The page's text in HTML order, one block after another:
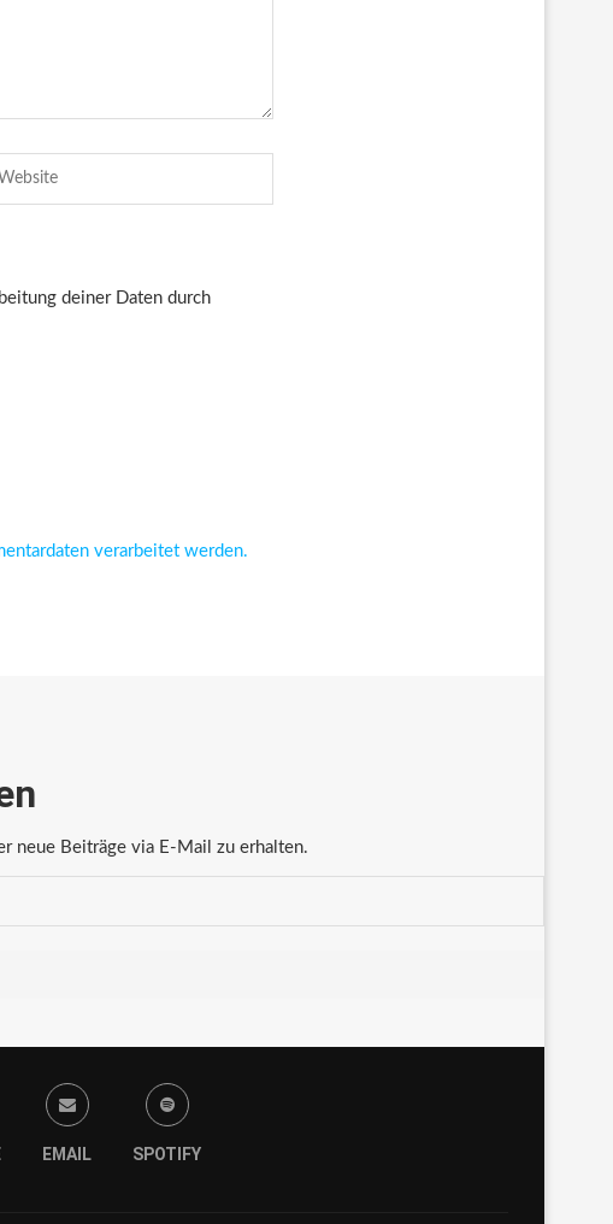
deiner Daten durch
verarbeitet werden.
neue Beiträge via E-Mail zu erhalten.
EMAIL SPOTIFY